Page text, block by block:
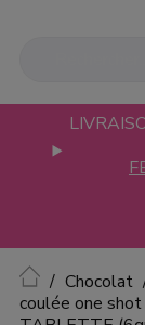
Accueil
Chocolat
coulée one shot